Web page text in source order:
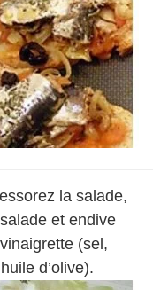
la salade,
et endive
(sel,
d’olive).